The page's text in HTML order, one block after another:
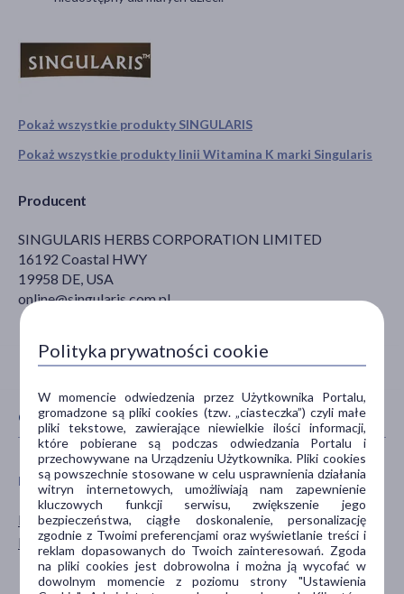
Pokaż wszystkie produkty SINGULARIS
Pokaż wszystkie produkty linii Witamina K marki Singularis
Producent
SINGULARIS HERBS CORPORATION LIMITED
16192 Coastal HWY
19958 DE, USA
online@singularis.com.pl
CECHY PRODUKTU
PŁEĆ
Mężczyzna
Kobieta
WIEK
dla dorosłych
dla seniorów
20+
30+
Polityka prywatności cookie
W momencie odwiedzenia przez Użytkownika Portalu,
gromadzone są pliki cookies (tzw. „ciasteczka”) czyli małe
pliki tekstowe, zawierające niewielkie ilości informacji,
które pobierane są podczas odwiedzania Portalu i
przechowywane na Urządzeniu Użytkownika. Pliki cookies
są powszechnie stosowane w celu usprawnienia działania
witryn internetowych, umożliwiają nam zapewnienie
kluczowych funkcji serwisu, zwiększenie jego
bezpieczeństwa, ciągłe doskonalenie, personalizację
zgodnie z Twoimi preferencjami oraz wyświetlanie treści i
reklam dopasowanych do Twoich zainteresowań. Zgoda
na pliki cookies jest dobrowolna i można ją wycofać w
dowolnym momencie z poziomu strony "Ustawienia